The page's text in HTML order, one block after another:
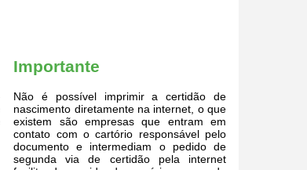
Importante
Não é possível imprimir a certidão de
nascimento diretamente na internet, o que
existem são empresas que entram em
contato com o cartório responsável pelo
documento e intermediam o pedido de
segunda via de certidão pela internet